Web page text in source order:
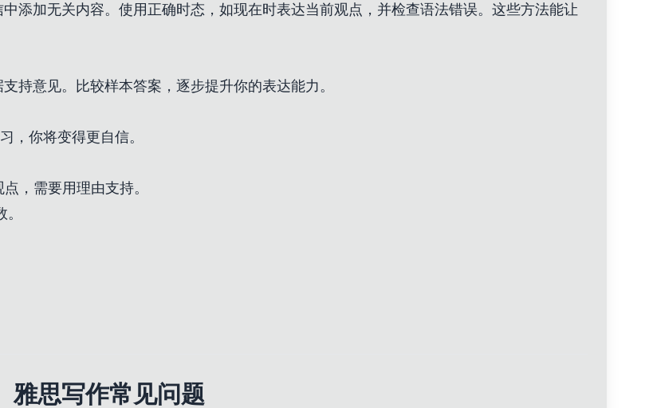
添加无关内容。使用正确时态，如现在时表达当前观点，并检查语法错误。这些方法能让
持意见。比较样本答案，逐步提升你的表达能力。
，你将变得更自信。
，需要用理由支持。
雅思写作常见问题